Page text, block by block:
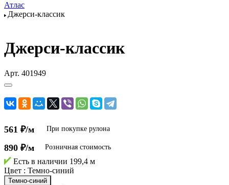
Атлас
Джерси-классик
Джерси-классик
Арт. 401949
561 ₽/м При покупке рулона
890 ₽/м Розничная стоимость
Есть в наличии 199,4 м
Цвет : Темно-синий
Темно-синий